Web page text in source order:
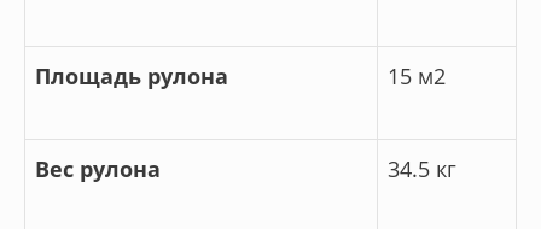
Площадь рулона 15 м2
Вес рулона 34.5 кг